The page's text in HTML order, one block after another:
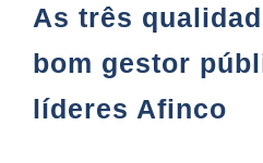
As três
bom gestor
líderes Afinco